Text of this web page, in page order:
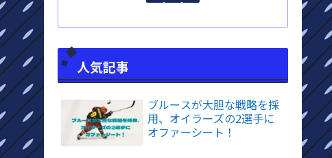
人気記事
ブルースが大胆な戦略を採
用、オイラーズの2選手に
オファーシート！